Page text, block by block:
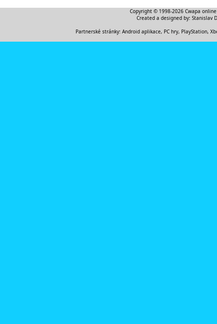
Copyright © 1998-2026 Cwapa
Created a designed by: Stanislav
Partnerské stránky: Android aplikace, PC hry, PlayStation,